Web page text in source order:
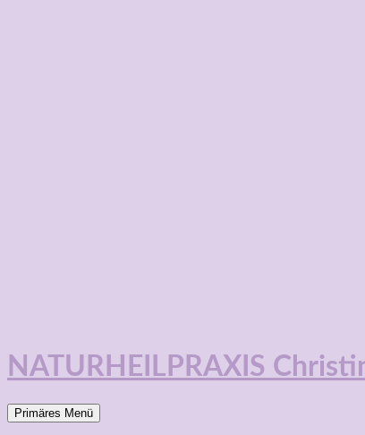
NATURHEILPRAXIS
Suchen
Primäres Menü